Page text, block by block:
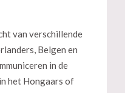
van verschillende
Belgen en
in de
het Hongaars of